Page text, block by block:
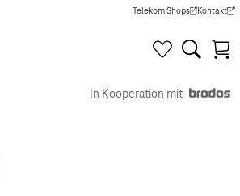
Telekom Shops
(Wird in einem neuen Tab
Kontakt
(Wird in
In Kooperation mit